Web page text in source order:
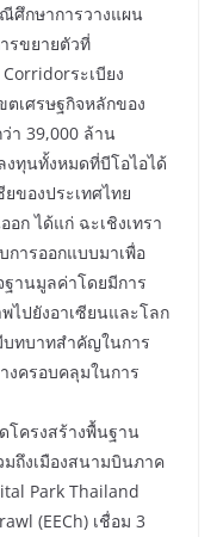
ศึกษาการวางแผน
รขยายตัวที่
ระเบียง
ตเศรษฐกิจหลักของ
า 39,000 ล้าน
งทุนทั้งหมดที่บีโอไอได้
ยของประเทศไทย
ก ได้แก่ ฉะเชิงเทรา
ารออกแบบมาเพื่อ
ฐานมูลค่าโดยมีการ
ไปยังอาเซียนและโลก
ทบาทสำคัญในการ
งครอบคลุมในการ
โครงสร้างพื้นฐาน
ถึงเมืองสนามบินภาค
Park Thailand
(EECh) เชื่อม 3